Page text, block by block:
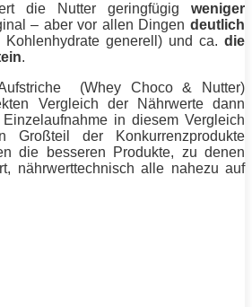
die Nutter geringfügig weniger
– aber vor allen Dingendeutlich
Kohlenhydrate generell) und ca. die
.
(Whey Choco & Nutter)
Vergleich der Nährwerte dann
in diesem Vergleich
der Konkurrenzprodukte
die besseren Produkte, zu denen
nährwerttechnisch alle nahezu auf